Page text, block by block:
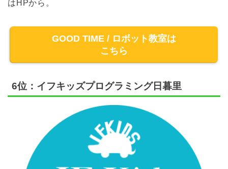
はHPから。
GOOD TIME / ロボット教室は
こちら
6位：イフキッズプログラミング日暮里